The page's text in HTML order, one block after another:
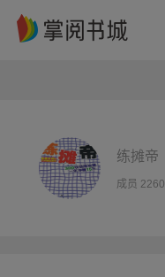
练摊帝
成员 2260